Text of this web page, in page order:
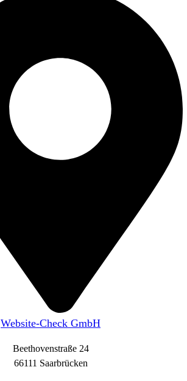
Website-Check GmbH
Beethovenstraße 24
66111 Saarbrücken